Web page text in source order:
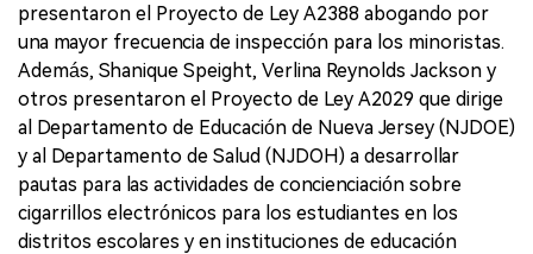
presentaron el Proyecto de Ley A2388 abogando por
una mayor frecuencia de inspección para los minoristas.
Además, Shanique Speight, Verlina Reynolds Jackson y
otros presentaron el Proyecto de Ley A2029 que dirige
al Departamento de Educación de Nueva Jersey (NJDOE)
y al Departamento de Salud (NJDOH) a desarrollar
pautas para las actividades de concienciación sobre
cigarrillos electrónicos para los estudiantes en los
distritos escolares y en instituciones de educación